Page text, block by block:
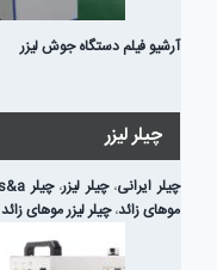
آرشیو فیلم دستگاه جوش لیزر
چیلر لیزر
چیلر ایرانی،چیلر لیزر،چیلر s&a
موهای زائد،چیلر لیزر موهای زائد